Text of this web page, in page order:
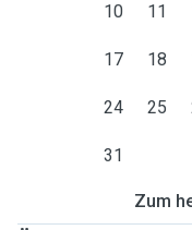
10 11
17 18
24 25
31
Zum